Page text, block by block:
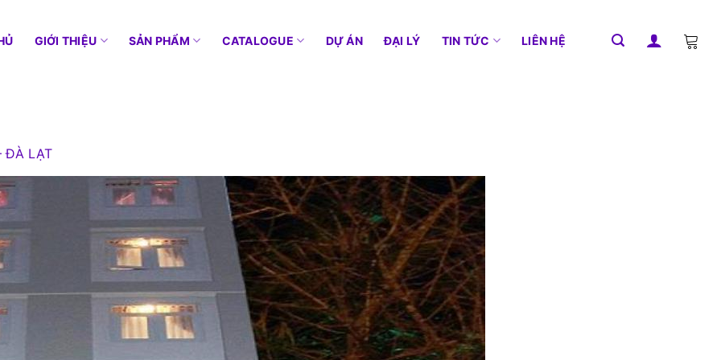
GIỚI THIỆU SẢN PHẨM CATALOGUE DỰ ÁN ĐẠI LÝ TIN TỨC LIÊN HỆ
ĐÀ LẠT